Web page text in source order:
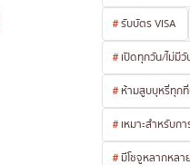
รับบัตร VISA
เปิดทุกวัน/ไม่มี
ห้ามสูบบุหรี่ทุก
เหมาะสำหรับก
มีโชจูหลากหลาย